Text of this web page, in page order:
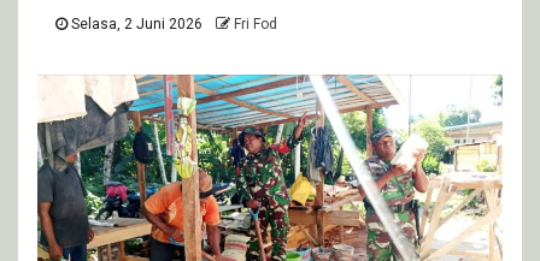
Selasa, 2 Juni 2026 Fri Fod